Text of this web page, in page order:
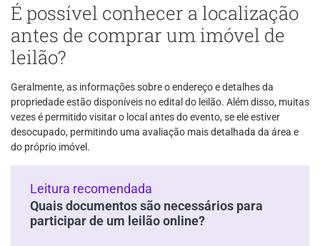
É possível conhecer a localização
antes de comprar um imóvel de
leilão?
Geralmente, as informações sobre o endereço e detalhes da
propriedade estão disponíveis no edital do leilão. Além disso, muitas
vezes é permitido visitar o local antes do evento, se ele estiver
desocupado, permitindo uma avaliação mais detalhada da área e
do próprio imóvel.
Leitura recomendada
Quais documentos são necessários para
participar de um leilão online?